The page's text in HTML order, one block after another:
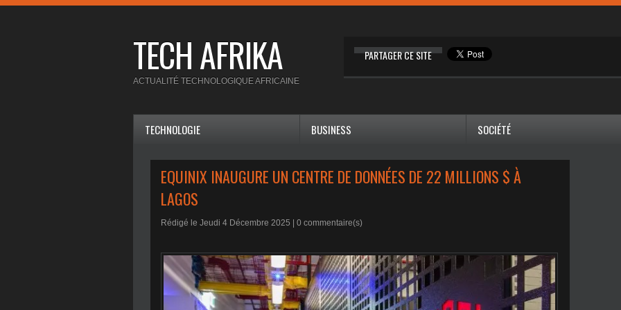
TECH AFRIKA PARTAGER CE SITE
ACTUALITÉ TECHNOLOGIQUE AFRICAINE
TECHNOLOGIE BUSINESS SOCIÉTÉ
EQUINIX INAUGURE UN CENTRE DE DONNÉES DE 22 MILLIONS $ À
LAGOS
Rédigé le Jeudi 4 Décembre 2025 | 0 commentaire(s)